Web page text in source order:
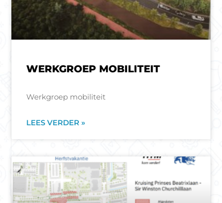
WERKGROEP MOBILITEIT
Werkgroep mobiliteit
LEES VERDER »